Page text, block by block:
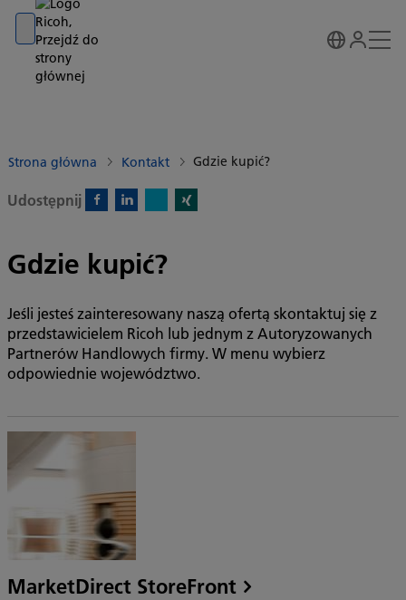
Go to banner
Go to content
Go to footer
Strona główna Kontakt Gdzie kupić?
Udostępnij
Gdzie kupić?
Jeśli jesteś zainteresowany naszą ofertą skontaktuj się z
przedstawicielem Ricoh lub jednym z Autoryzowanych
Partnerów Handlowych firmy. W menu wybierz
odpowiednie województwo.
MarketDirect StoreFront